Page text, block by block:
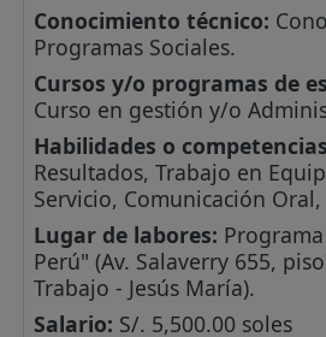
Conocimiento técnico:
Programas Sociales.
Cursos y/o programas de
Curso en gestión y/o
Habilidades o
Resultados, Trabajo en
Servicio, Comunicación
Lugar de labores:
Perú" (Av. Salaverry 655,
Trabajo - Jesús María).
Salario: S/. 5,500.00 soles